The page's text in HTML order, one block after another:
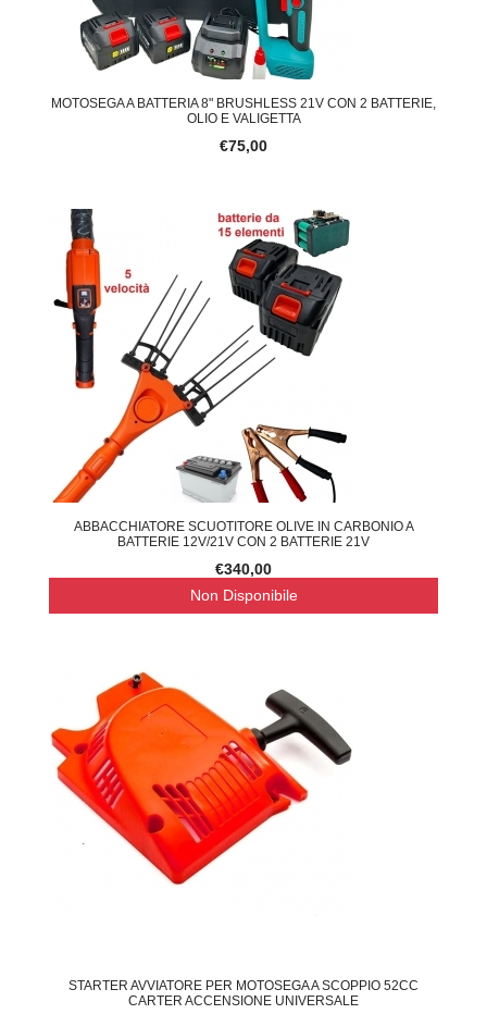
MOTOSEGA A BATTERIA 8" BRUSHLESS 21V CON 2 BATTERIE,
OLIO E VALIGETTA
€75,00
ABBACCHIATORE SCUOTITORE OLIVE IN CARBONIO A
BATTERIE 12V/21V CON 2 BATTERIE 21V
€340,00
Non Disponibile
STARTER AVVIATORE PER MOTOSEGA A SCOPPIO 52CC
CARTER ACCENSIONE UNIVERSALE